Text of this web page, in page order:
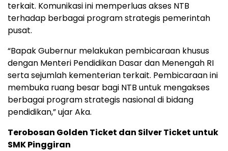
terkait. Komunikasi ini memperluas akses NTB
terhadap berbagai program strategis pemerintah
pusat.
“Bapak Gubernur melakukan pembicaraan khusus
dengan Menteri Pendidikan Dasar dan Menengah RI
serta sejumlah kementerian terkait. Pembicaraan ini
membuka ruang besar bagi NTB untuk mengakses
berbagai program strategis nasional di bidang
pendidikan,” ujar Aka.
Terobosan Golden Ticket dan Silver Ticket untuk
SMK Pinggiran